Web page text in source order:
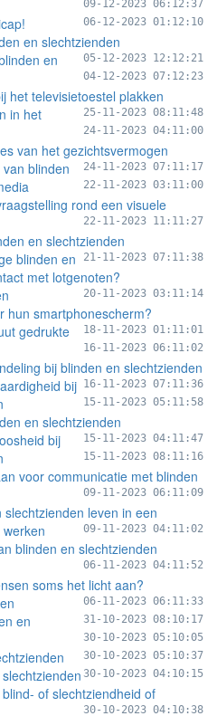
09-12-2023 06:12:37
06-12-2023 01:12:10
en slechtzienden
05-12-2023 12:12:21
en
04-12-2023 07:12:23
het televisietoestel plakken
25-11-2023 08:11:48
in het
24-11-2023 04:11:00
van het gezichtsvermogen
24-11-2023 07:11:17
blinden
22-11-2023 03:11:00
rond een visuele
22-11-2023 11:11:27
en slechtzienden
21-11-2023 07:11:38
blinden en
met lotgenoten?
20-11-2023 03:11:14
hun smartphonescherm?
18-11-2023 01:11:01
gedrukte
16-11-2023 06:11:02
bij blinden en slechtzienden
16-11-2023 07:11:36
bij
15-11-2023 05:11:58
en slechtzienden
15-11-2023 04:11:47
bij
15-11-2023 08:11:16
voor communicatie met blinden
09-11-2023 06:11:09
leven in een
09-11-2023 04:11:02
blinden en slechtzienden
06-11-2023 04:11:52
soms het licht aan?
06-11-2023 06:11:33
31-10-2023 08:10:17
en
30-10-2023 05:10:05
30-10-2023 05:10:37
30-10-2023 04:10:15
of slechtziendheid of
30-10-2023 04:10:38